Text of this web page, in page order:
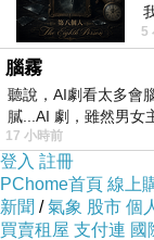
※因電腦螢幕
商品圖片僅供
5
腦霧
聽說，AI劇看太多會
膩...AI 劇，雖然男女
17 小時前
登入 註冊
PChome首頁 線上
新聞 /氣象 股市 個
買賣租屋 支付連 國